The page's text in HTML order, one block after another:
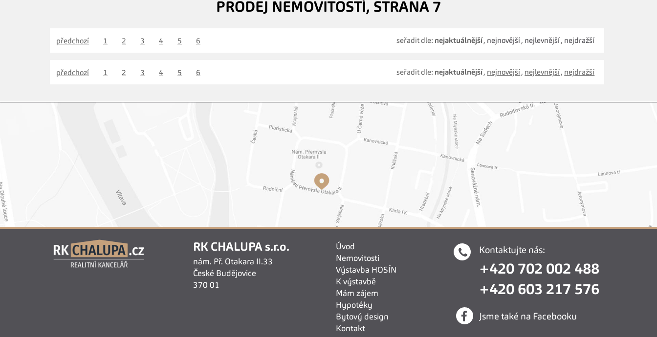
PRODEJ NEMOVITOSTÍ, STRANA 7
předchozí 1 2 3 4 5 6 seřadit dle: nejaktuálnější , nejnovější , nejlevnější , nejdražší
předchozí 1 2 3 4 5 6 seřadit dle: nejaktuálnější , nejnovější , nejlevnější , nejdražší
RK CHALUPA s.r.o.
nám. Př. Otakara II.33
České Budějovice
370 01
Úvod
Nemovitosti
Výstavba HOSÍN
K výstavbě
Mám zájem
Hypotéky
Bytový design
Kontakt
Kontaktujte nás:
+420 702 002 488
+420 603 217 576
Jsme také na Facebooku